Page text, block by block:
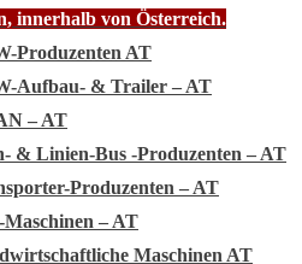
innerhalb von Österreich.
Produzenten AT
Aufbau- & Trailer – AT
– AT
& Linien-Bus -Produzenten – AT
Produzenten – AT
Maschinen – AT
Maschinen AT